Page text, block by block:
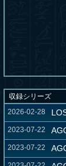
収録シリーズ
2026-02-28
2023-07-22
2023-07-22